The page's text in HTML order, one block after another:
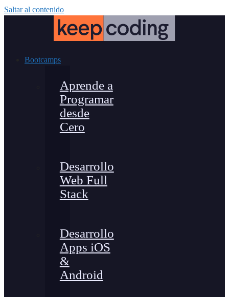
Saltar al contenido
Bootcamps
Aprende a
Programar
desde
Cero
Desarrollo
Web Full
Stack
Desarrollo
Apps iOS
&
Android